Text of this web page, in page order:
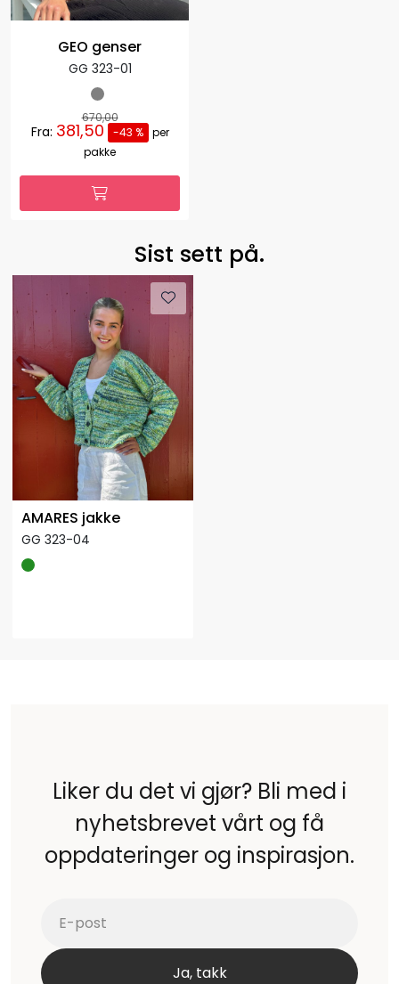
GEO genser
GG 323-01
670,00
Fra: 381,50 -43 %
per
pakke
Sist sett på.
AMARES jakke
GG 323-04
Liker du det vi gjør? Bli med i
nyhetsbrevet vårt og få
oppdateringer og inspirasjon.